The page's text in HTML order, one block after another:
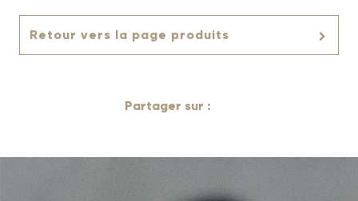
Retour vers la page produits
Partager sur :